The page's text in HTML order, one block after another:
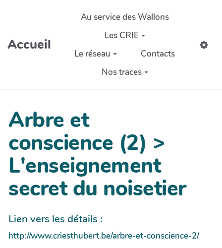
Aller au contenu principal
Accueil
Au service des Wallons
Les CRIE
Le réseau
Contacts
Nos traces
Arbre et
conscience (2) >
L'enseignement
secret du noisetier
Lien vers les détails :
http://www.criesthubert.be/arbre-et-conscience-2/